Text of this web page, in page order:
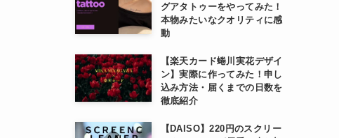
グアタトゥーをやってみた！
本物みたいなクオリティに感
動
【楽天カード蜷川実花デザイ
ン】実際に作ってみた！申し
込み方法・届くまでの日数を
徹底紹介
【DAISO】220円のスクリー